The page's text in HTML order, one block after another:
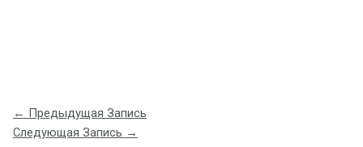
← Предыдущая Запись
Следующая Запись →